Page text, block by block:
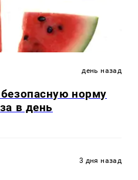
день назад
норму
в день
3 дня назад